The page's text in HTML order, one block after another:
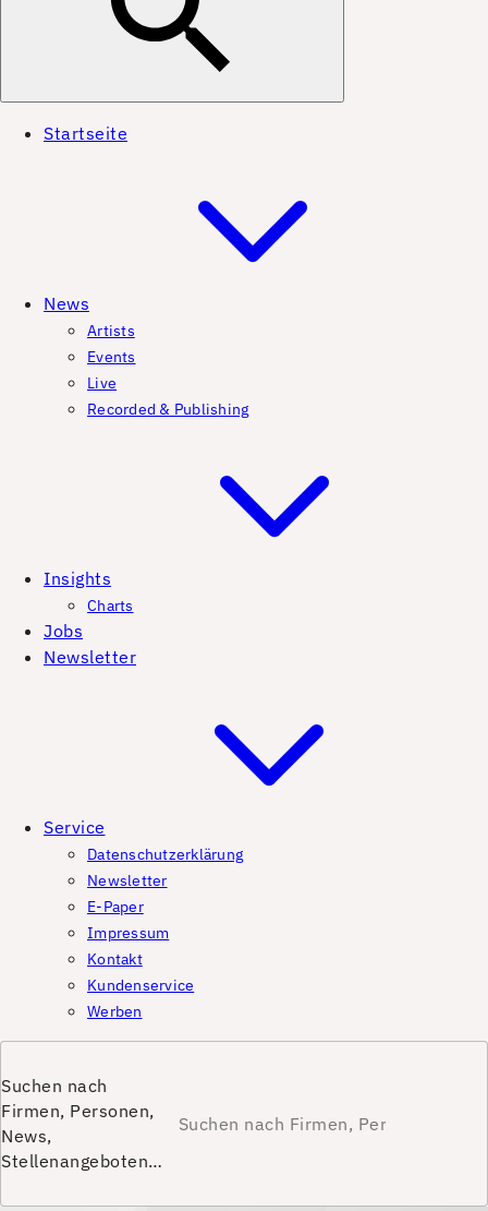
Startseite
News
Artists
Events
Live
Recorded & Publishing
Insights
Charts
Jobs
Newsletter
Service
Datenschutzerklärung
Newsletter
E-Paper
Impressum
Kontakt
Kundenservice
Werben
Suchen nach
Firmen, Personen,
News,
Stellenangeboten…